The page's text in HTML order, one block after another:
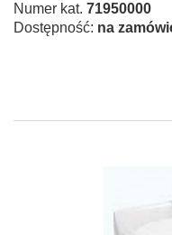
Numer kat. 71950000
Dostępność: na